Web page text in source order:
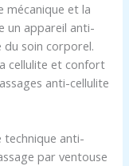
mécanique et la
un appareil anti-
du soin corporel.
cellulite et confort
anti-cellulite
technique anti-
par ventouse